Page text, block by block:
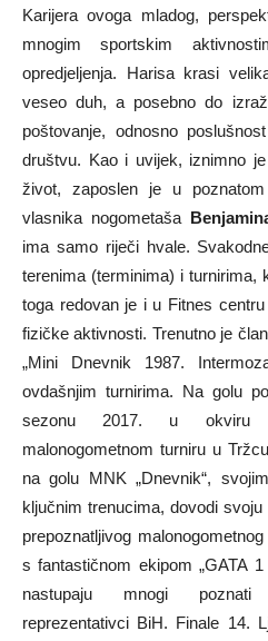
Karijera ovoga mladog,
mnogim sportskim
opredjeljenja. Harisa krasi
veseo duh, a posebno do
poštovanje, odnosno
društvu. Kao i uvijek, iznimno
život, zaposlen je u
vlasnika nogometaša
ima samo riječi hvale.
terenima (terminima) i turnirima,
toga redovan je i u Fitnes
fizičke aktivnosti. Trenutno je
„Mini Dnevnik 1987.
ovdašnjim turnirima. Na golu
sezonu 2017. u okviru
malonogometnom turniru u
na golu MNK „Dnevnik“,
ključnim trenucima, dovodi
prepoznatljivog
s fantastičnom ekipom „GATA
nastupaju mnogi poznati
reprezentativci BiH. Finale 14.